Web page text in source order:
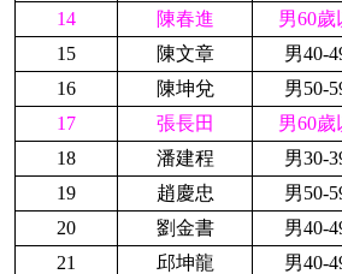
14
陳春進
男60歲
15
陳文章
男40-
16
陳坤兌
男50-
17
張長田
男60歲
18
潘建程
男30-
19
趙慶忠
男50-
20
劉金書
男40-
21
邱坤龍
男40-